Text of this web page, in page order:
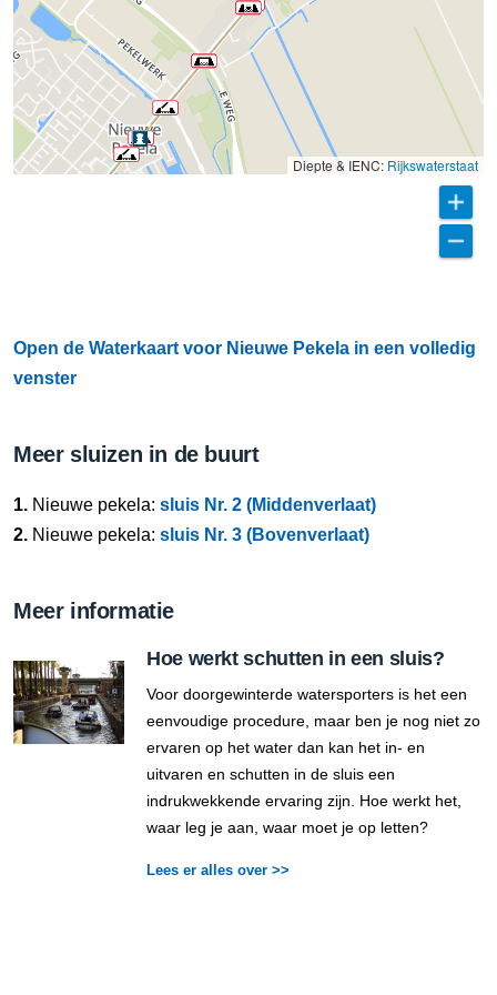
Diepte & IENC: Rijkswaterstaat
Open de Waterkaart voor Nieuwe Pekela in een volledig
venster
Meer sluizen in de buurt
1. Nieuwe pekela: sluis Nr. 2 (Middenverlaat)
2. Nieuwe pekela: sluis Nr. 3 (Bovenverlaat)
Meer informatie
Hoe werkt schutten in een sluis?
Voor doorgewinterde watersporters is het een
eenvoudige procedure, maar ben je nog niet zo
ervaren op het water dan kan het in- en
uitvaren en schutten in de sluis een
indrukwekkende ervaring zijn. Hoe werkt het,
waar leg je aan, waar moet je op letten?
Lees er alles over >>